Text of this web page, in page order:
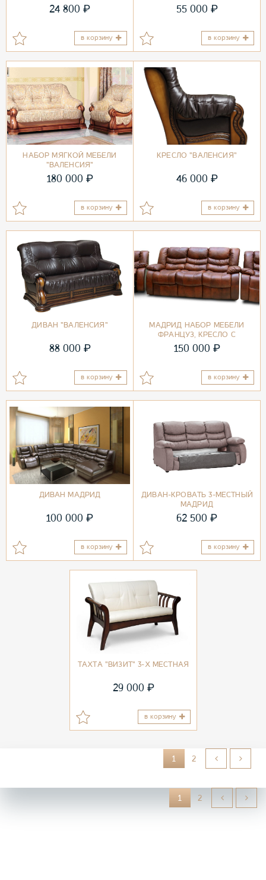
24 800 ₽
в корзину
55 000 ₽
в корзину
НАБОР МЯГКОЙ МЕБЕЛИ
"ВАЛЕНСИЯ"
180 000 ₽
в корзину
КРЕСЛО "ВАЛЕНСИЯ"
46 000 ₽
в корзину
ДИВАН "ВАЛЕНСИЯ"
88 000 ₽
в корзину
МАДРИД НАБОР МЕБЕЛИ
ФРАНЦУЗ, КРЕСЛО С
ГЛАЙДЕРОМ
150 000 ₽
в корзину
ДИВАН МАДРИД
100 000 ₽
в корзину
ДИВАН-КРОВАТЬ 3-МЕСТНЫЙ
МАДРИД
62 500 ₽
в корзину
ТАХТА "ВИЗИТ" 3-Х МЕСТНАЯ
29 000 ₽
в корзину
1 2
1 2